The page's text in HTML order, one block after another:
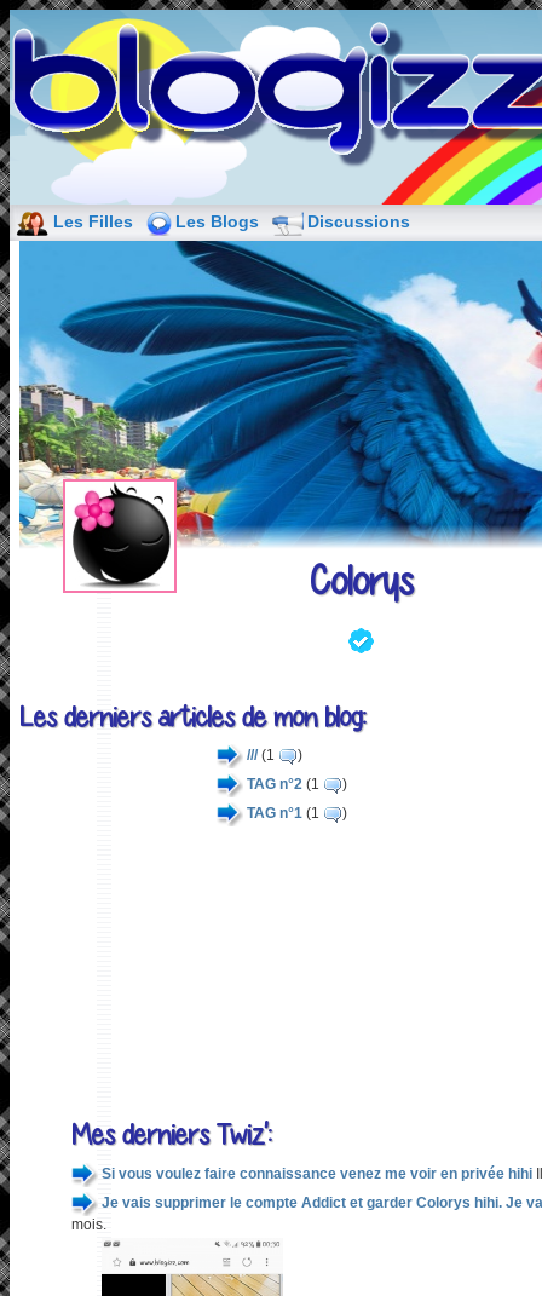
Les Filles Les Blogs Discussions
Colorys
Les derniers articles de mon blog:
/// (1
)
TAG n°2 (1
)
TAG n°1 (1 )
Mes derniers Twiz':
Si vous voulez faire connaissance venez me voir en privée hihi
Je vais supprimer le compte Addict et garder Colorys hihi. Je
mois.